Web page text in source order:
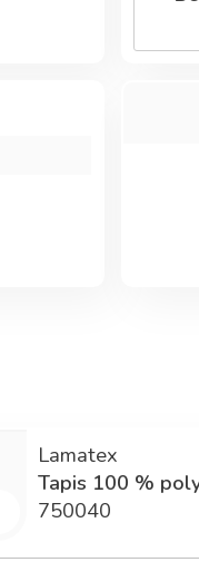
- Plus
-
unger
erGO! waxKit
applicateur